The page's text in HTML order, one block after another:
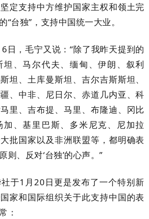
定支持中方维护国家主权和领土完
“台独”，支持中国统一大业。
日，毛宁又说：“除了我昨天提到的
坦、马尔代夫、缅甸、伊朗、叙利
坦、土库曼斯坦、吉尔吉斯斯坦、
、中非、尼日尔、赤道几内亚、科
里、吉布提、马里、布隆迪、冈比
加、基里巴斯、多米尼克、尼加拉
批国家以及非洲联盟等，都明确表
则、反对‘台独’的心声。”
于1月20日更是发布了一个特别新
家和国际组织关于此支持中国的表
：